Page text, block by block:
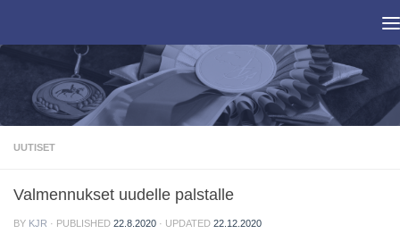
UUTISET
Valmennukset uudelle palstalle
BY KJR · PUBLISHED 22.8.2020 · UPDATED 22.12.2020